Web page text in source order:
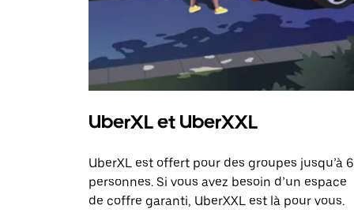
UberXL et UberXXL
UberXL est offert pour des groupes jusqu’à 6
personnes. Si vous avez besoin d’un espace
de coffre garanti, UberXXL est là pour vous.